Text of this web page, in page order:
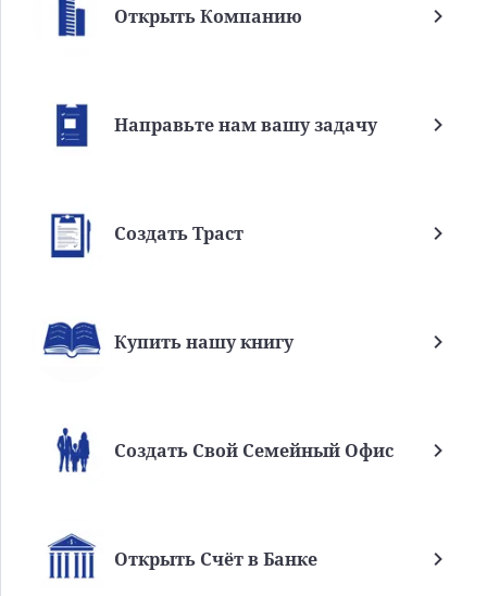
Открыть Компанию
Направьте нам вашу задачу
Создать Траст
Купить нашу книгу
Создать Свой Семейный Офис
Открыть Счёт в Банке